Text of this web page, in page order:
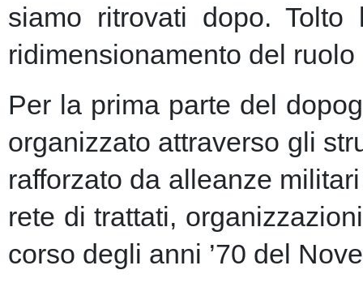
siamo ritrovati dopo.
ridimensionamento del
Per la prima parte del
organizzato attraverso gli
rafforzato da alleanze
rete di trattati,
corso degli anni ’70 del